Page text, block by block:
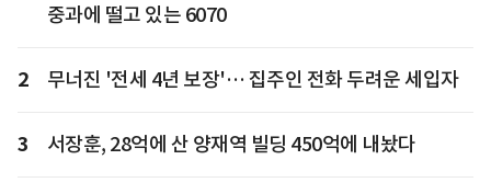
중과에 떨고 있는 6070
2 무너진 '전세 4년 보장'… 집주인 전화 두려운 세입자
3 서장훈, 28억에 산 양재역 빌딩 450억에 내놨다